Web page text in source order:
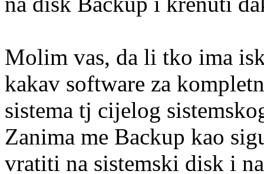
Molim vas, da li tko ima
kakav software za
sistema tj cijelog
Zanima me Backup kao
vratiti na sistemski disk i